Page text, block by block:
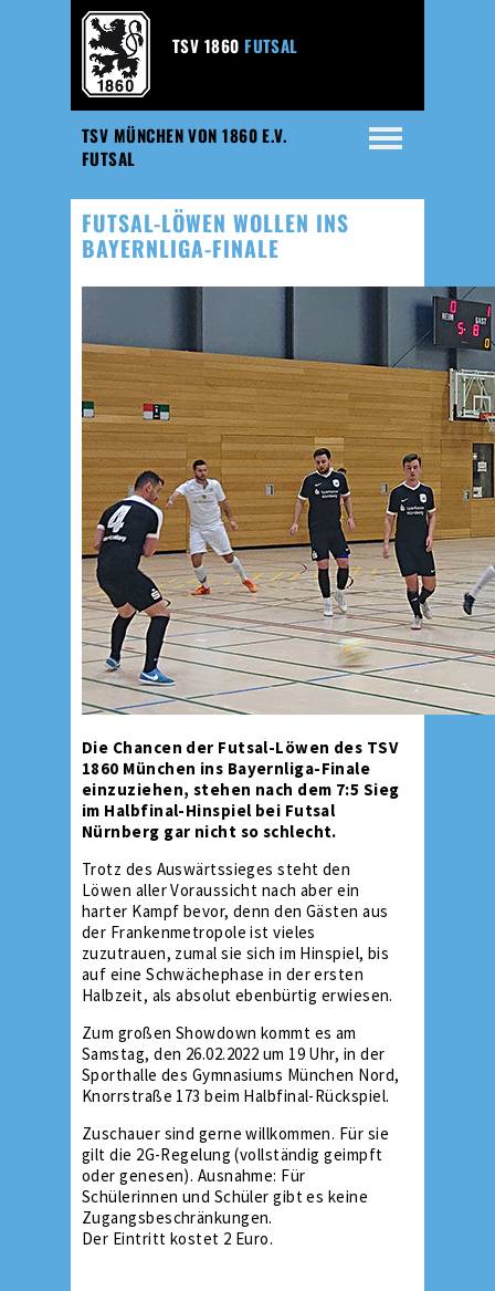
TSV MÜNCHEN VON 1860 E.V.
FUTSAL
TSV 1860 FUTSAL
FUTSAL-LÖWEN WOLLEN INS
BAYERNLIGA-FINALE
Die Chancen der Futsal-Löwen des TSV
1860 München ins Bayernliga-Finale
einzuziehen, stehen nach dem 7:5 Sieg
im Halbfinal-Hinspiel bei Futsal
Nürnberg gar nicht so schlecht.
Trotz des Auswärtssieges steht den
Löwen aller Voraussicht nach aber ein
harter Kampf bevor, denn den Gästen aus
der Frankenmetropole ist vieles
zuzutrauen, zumal sie sich im Hinspiel, bis
auf eine Schwächephase in der ersten
Halbzeit, als absolut ebenbürtig erwiesen.
Zum großen Showdown kommt es am
Samstag, den 26.02.2022 um 19 Uhr, in der
Sporthalle des Gymnasiums München Nord,
Knorrstraße 173 beim Halbfinal-Rückspiel.
Zuschauer sind gerne willkommen. Für sie
gilt die 2G-Regelung (vollständig geimpft
oder genesen). Ausnahme: Für
Schülerinnen und Schüler gibt es keine
Zugangsbeschränkungen.
Der Eintritt kostet 2 Euro.